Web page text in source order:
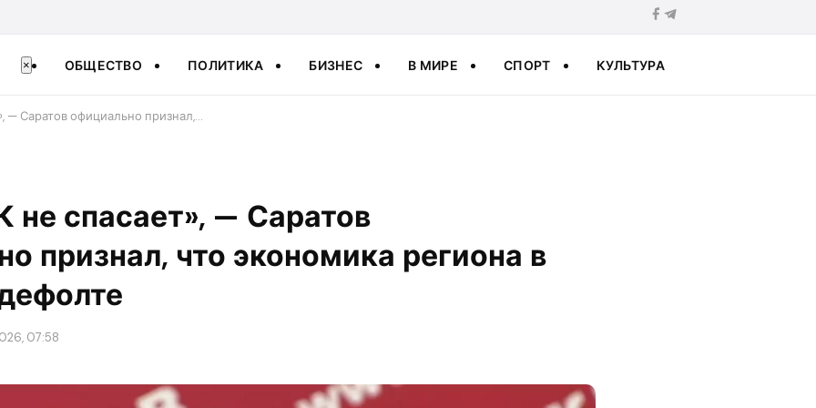
× ОБЩЕСТВО ПОЛИТИКА БИЗНЕС В МИРЕ СПОРТ КУЛЬТУРА
— Саратов официально признал,…
не спасает», — Саратов
признал, что экономика региона в
07:58